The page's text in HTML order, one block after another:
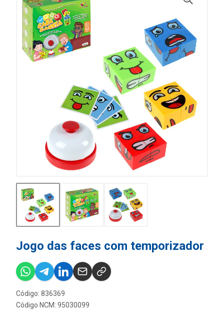
Jogo das faces com temporizador
Código: 836369
Código NCM: 95030099